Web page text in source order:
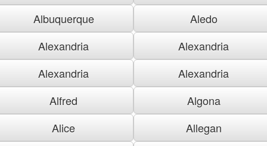
Albuquerque
Aledo
Alexandria
Alexandria
Alexandria
Alexandria
Alfred
Algona
Alice
Allegan